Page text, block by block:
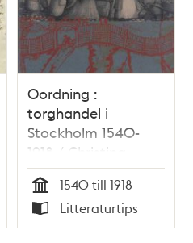
Oordning :
torghandel i
Stockholm 1540-
1918 / Christina
Nordin
Tid
1540 till 1918
Typ
Litteraturtips